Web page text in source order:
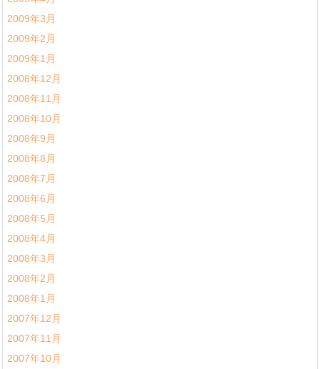
2009年3月
2009年2月
2009年1月
2008年12月
2008年11月
2008年10月
2008年9月
2008年8月
2008年7月
2008年6月
2008年5月
2008年4月
2008年3月
2008年2月
2008年1月
2007年12月
2007年11月
2007年10月